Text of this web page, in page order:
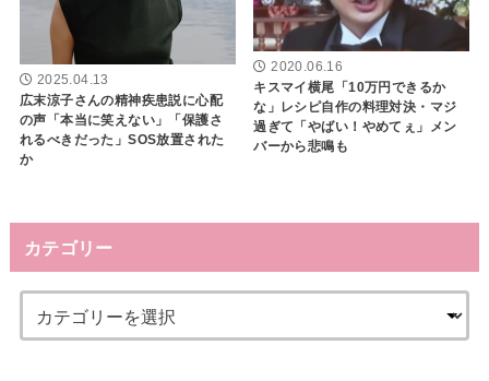
2025.04.13
広末涼子さんの精神疾患説に心配
の声「本当に笑えない」「保護さ
れるべきだった」SOS放置された
か
2020.06.16
キスマイ横尾「10万円できるか
な」レシピ自作の料理対決・マジ
過ぎて「やばい！やめてぇ」メン
バーから悲鳴も
カテゴリー